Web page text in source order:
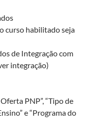
curso habilitado seja
de Integração com
integração)
PNP”, “Tipo de
e “Programa do